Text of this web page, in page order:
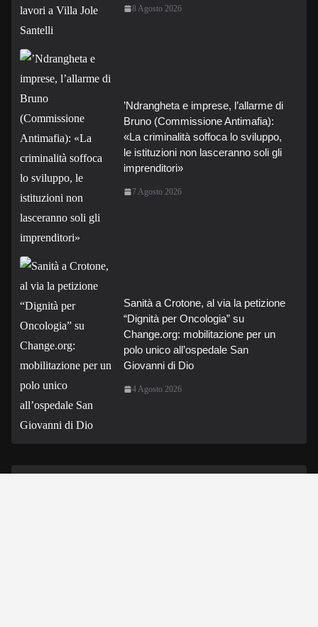
8 Agosto 2026
’Ndrangheta e imprese, l’allarme di
Bruno (Commissione Antimafia):
«La criminalità soffoca lo sviluppo,
le istituzioni non lasceranno soli gli
imprenditori»
7 Agosto 2026
Sanità a Crotone, al via la petizione
“Dignità per Oncologia” su
Change.org: mobilitazione per un
polo unico all’ospedale San
Giovanni di Dio
4 Agosto 2026